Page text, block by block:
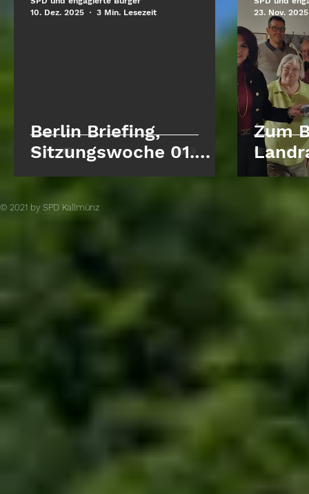
Berlin Briefing,
Sitzungswoche 01.
Dezember – 05.
Dezember 2025
10. Dez. 2025
3 Min. Lesezeit
Zum
Silvia
23. Nov. 2025
© 2021 by SPD Kallmünz​